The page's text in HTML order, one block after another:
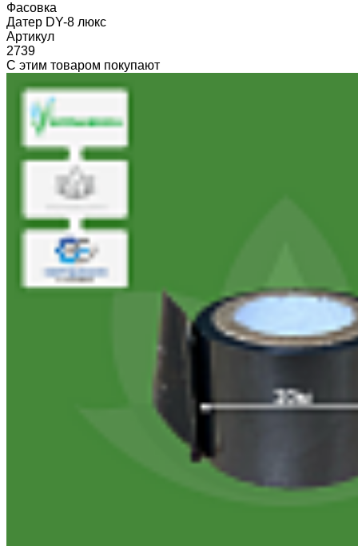
Фасовка
Датер DY-8 люкс
Артикул
2739
С этим товаром покупают